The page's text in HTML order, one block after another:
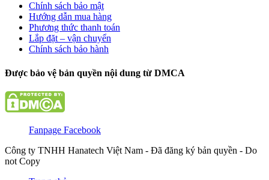
Chính sách bảo mật
Hướng dẫn mua hàng
Phương thức thanh toán
Lắp đặt – vận chuyển
Chính sách bảo hành
Được bảo vệ bản quyền nội dung từ DMCA
Fanpage Facebook
Công ty TNHH Hanatech Việt Nam - Đã đăng ký bản quyền - Do
not Copy